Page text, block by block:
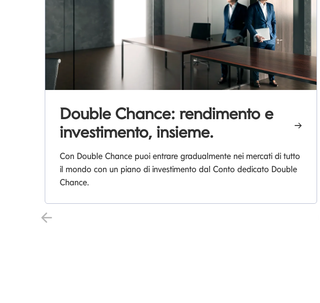
Double Chance: rendimento e
investimento, insieme.
Con Double Chance puoi entrare gradualmente nei mercati di tutto
il mondo con un piano di investimento dal Conto dedicato Double
Chance.
Precedente Slide